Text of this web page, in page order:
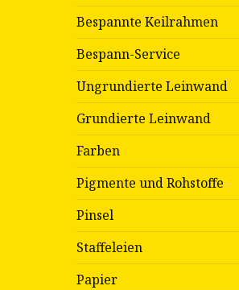
Bespannte Keilrahmen
Bespann-Service
Ungrundierte Leinwand
Grundierte Leinwand
Farben
Pigmente und Rohstoffe
Pinsel
Staffeleien
Papier